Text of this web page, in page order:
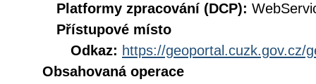
Platformy zpracování (DCP):
Přístupové místo
Odkaz: https://geoportal.cuzk.gov.cz/
Obsahovaná operace